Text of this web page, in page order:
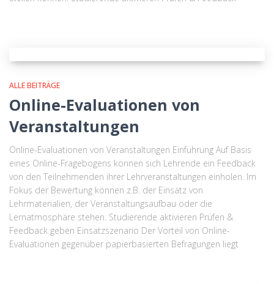
ALLE BEITRÄGE
Online-Evaluationen von
Veranstaltungen
Online-Evaluationen von Veranstaltungen Einführung Auf Basis
eines Online-Fragebogens können sich Lehrende ein Feedback
von den Teilnehmenden ihrer Lehrveranstaltungen einholen. Im
Fokus der Bewertung können z.B. der Einsatz von
Lehrmaterialien, der Veranstaltungsaufbau oder die
Lernatmosphäre stehen. Studierende aktivieren Prüfen &
Feedback geben Einsatzszenario Der Vorteil von Online-
Evaluationen gegenüber papierbasierten Befragungen liegt